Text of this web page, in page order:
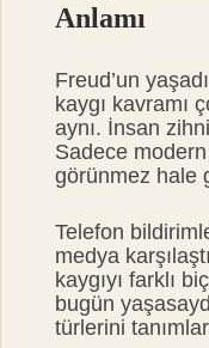
Anlamı
Freud’un
kaygı kavramı
aynı. İnsan
Sadece
görünmez hale
Telefon
medya
kaygıyı farklı
bugün
türlerini